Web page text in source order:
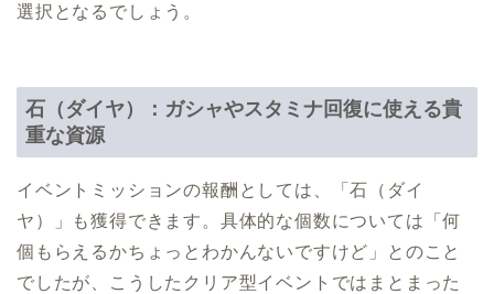
選択となるでしょう。
石（ダイヤ）：ガシャやスタミナ回復に使える貴
重な資源
イベントミッションの報酬としては、「石（ダイ
ヤ）」も獲得できます。具体的な個数については「何
個もらえるかちょっとわかんないですけど」とのこと
でしたが、こうしたクリア型イベントではまとまった